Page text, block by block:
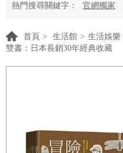
熱門搜尋關鍵字： 官網獨家
首頁 > 生活館 > 生活娛樂
雙書：日本長銷30年經典收藏